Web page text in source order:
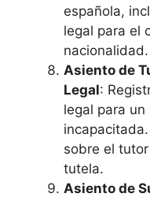
española,
legal para el
nacionalidad.
Asiento de
Legal:
legal para un
sobre el
tutela.
Asiento de